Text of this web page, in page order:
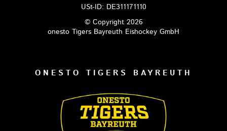
USt-ID: DE311171110
© Copyright 2026
onesto Tigers Bayreuth Eishockey GmbH
ONESTO TIGERS BAYREUTH